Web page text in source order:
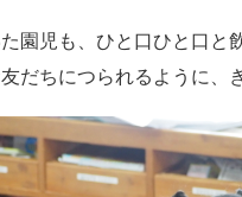
園児も、ひと口ひと口と
だちにつられるように、